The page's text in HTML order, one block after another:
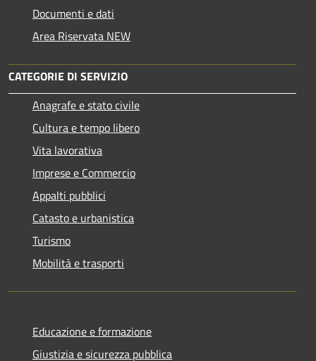
Documenti e dati
Area Riservata NEW
CATEGORIE DI SERVIZIO
Anagrafe e stato civile
Cultura e tempo libero
Vita lavorativa
Imprese e Commercio
Appalti pubblici
Catasto e urbanistica
Turismo
Mobilità e trasporti
Educazione e formazione
Giustizia e sicurezza pubblica